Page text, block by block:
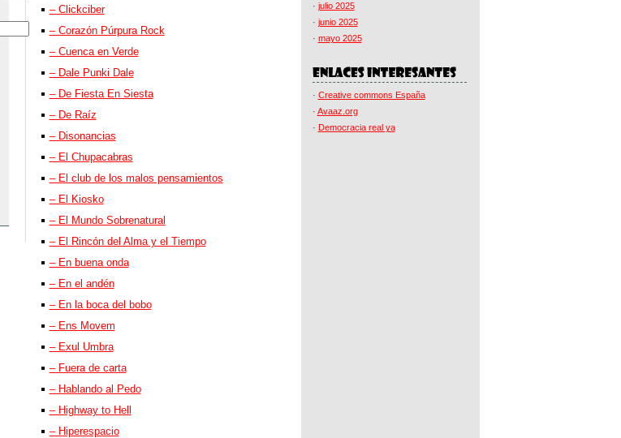
– Clickciber
– Corazón Púrpura Rock
– Cuenca en Verde
– Dale Punki Dale
– De Fiesta En Siesta
– De Raíz
– Disonancias
– El Chupacabras
– El club de los malos pensamientos
– El Kiosko
– El Mundo Sobrenatural
– El Rincón del Alma y el Tiempo
– En buena onda
– En el andén
– En la boca del bobo
– Ens Movem
– Exul Umbra
– Fuera de carta
– Hablando al Pedo
– Highway to Hell
– Hiperespacio
· julio 2025
· junio 2025
· mayo 2025
· Creative commons España
· Avaaz.org
· Democracia real ya